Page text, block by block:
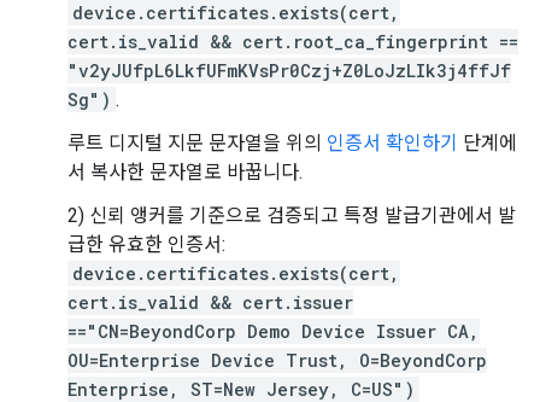
device.certificates.exists(cert,
cert.is_valid && cert.root_ca_fingerprint ==
"v2yJUfpL6LkfUFmKVsPr0Czj+Z0LoJzLIk3j4ffJf
Sg") .
루트 디지털 지문 문자열을 위의 인증서 확인하기 단계에
서 복사한 문자열로 바꿉니다.
2) 신뢰 앵커를 기준으로 검증되고 특정 발급기관에서 발
급한 유효한 인증서:
device.certificates.exists(cert,
cert.is_valid && cert.issuer
=="CN=BeyondCorp Demo Device Issuer CA,
OU=Enterprise Device Trust, O=BeyondCorp
Enterprise, ST=New Jersey, C=US")